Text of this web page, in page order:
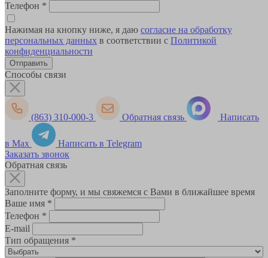
Телефон *
Нажимая на кнопку ниже, я даю согласие на обработку
персональных данных в соответствии с Политикой
конфиденциальности
Способы связи
(863) 310-000-3 Обратная связь Написать
в Max
Написать в Telegram
Заказать звонок
Обратная связь
Заполните форму, и мы свяжемся с Вами в ближайшее время
Ваше имя *
Телефон *
E-mail
Тип обращения *